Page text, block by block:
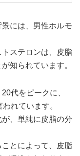
には、男性ホルモ
ステロンは、皮脂
知られています。
代をピークに、
れています。
、単純に皮脂の分
とによって、皮脂